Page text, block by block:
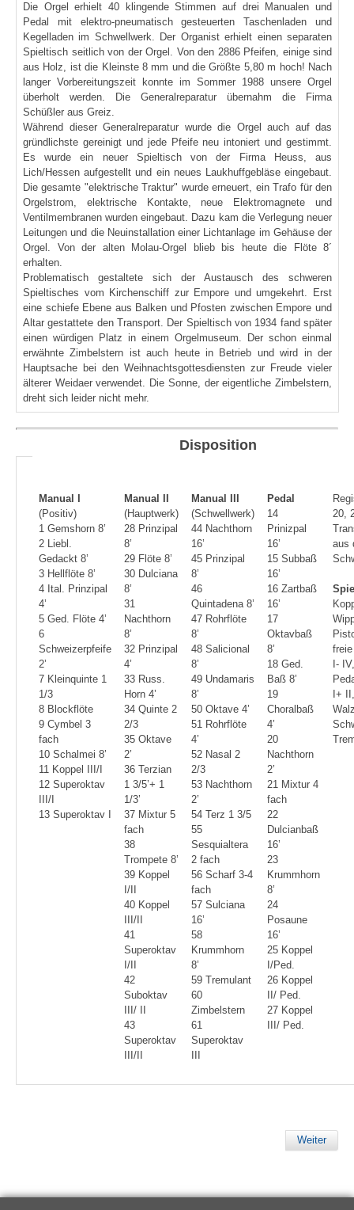
Die Orgel erhielt 40 klingende Stimmen auf drei Manualen und
Pedal mit elektro-pneumatisch gesteuerten Taschenladen und
Kegelladen im Schwellwerk. Der Organist erhielt einen separaten
Spieltisch seitlich von der Orgel. Von den 2886 Pfeifen, einige sind
aus Holz, ist die Kleinste 8 mm und die Größte 5,80 m hoch! Nach
langer Vorbereitungszeit konnte im Sommer 1988 unsere Orgel
überholt werden. Die Generalreparatur übernahm die Firma
Schüßler aus Greiz.
Während dieser Generalreparatur wurde die Orgel auch auf das
gründlichste gereinigt und jede Pfeife neu intoniert und gestimmt.
Es wurde ein neuer Spieltisch von der Firma Heuss, aus
Lich/Hessen aufgestellt und ein neues Laukhuffgebläse eingebaut.
Die gesamte "elektrische Traktur" wurde erneuert, ein Trafo für den
Orgelstrom, elektrische Kontakte, neue Elektromagnete und
Ventilmembranen wurden eingebaut. Dazu kam die Verlegung neuer
Leitungen und die Neuinstallation einer Lichtanlage im Gehäuse der
Orgel. Von der alten Molau-Orgel blieb bis heute die Flöte 8´
erhalten.
Problematisch gestaltete sich der Austausch des schweren
Spieltisches vom Kirchenschiff zur Empore und umgekehrt. Erst
eine schiefe Ebene aus Balken und Pfosten zwischen Empore und
Altar gestattete den Transport. Der Spieltisch von 1934 fand später
einen würdigen Platz in einem Orgelmuseum. Der schon einmal
erwähnte Zimbelstern ist auch heute in Betrieb und wird in der
Hauptsache bei den Weihnachtsgottesdiensten zur Freude vieler
älterer Weidaer verwendet. Die Sonne, der eigentliche Zimbelstern,
dreht sich leider nicht mehr.
Disposition
Manual I
(Positiv)
1 Gemshorn 8’
2 Liebl.
Gedackt 8’
3 Hellflöte 8’
4 Ital. Prinzipal
4’
5 Ged. Flöte 4’
6
Schweizerpfeife
2’
7 Kleinquinte 1
1/3
8 Blockflöte
9 Cymbel 3
fach
10 Schalmei 8’
11 Koppel III/I
12 Superoktav
III/I
13 Superoktav I
Manual II
(Hauptwerk)
28 Prinzipal
8’
29 Flöte 8’
30 Dulciana
8’
31
Nachthorn
8’
32 Prinzipal
4’
33 Russ.
Horn 4’
34 Quinte 2
2/3
35 Oktave
2’
36 Terzian
1 3/5’+ 1
1/3’
37 Mixtur 5
fach
38
Trompete 8’
39 Koppel
I/II
40 Koppel
III/II
41
Superoktav
I/II
42
Suboktav
III/ II
43
Superoktav
III/II
Manual III
(Schwellwerk)
44 Nachthorn
16’
45 Prinzipal
8’
46
Quintadena 8’
47 Rohrflöte
8’
48 Salicional
8’
49 Undamaris
8’
50 Oktave 4’
51 Rohrflöte
4’
52 Nasal 2
2/3
53 Nachthorn
2’
54 Terz 1 3/5
55
Sesquialtera
2 fach
56 Scharf 3-4
fach
57 Sulciana
16’
58
Krummhorn
8’
59 Tremulant
60
Zimbelstern
61
Superoktav
Pedal
14
Prinizpal
16’
15 Subbaß
16’
16 Zartbaß
16’
17
Oktavbaß
8’
18 Ged.
Baß 8’
19
Choralbaß
4’
20
Nachthorn
2’
21 Mixtur 4
fach
22
Dulcianbaß
16’
23
Krummhorn
8’
24
Posaune
16’
25 Koppel
I/Ped.
26 Koppel
II/ Ped.
27 Koppel
III/ Ped.
20,
aus
I- IV,
I+ II,
Weiter